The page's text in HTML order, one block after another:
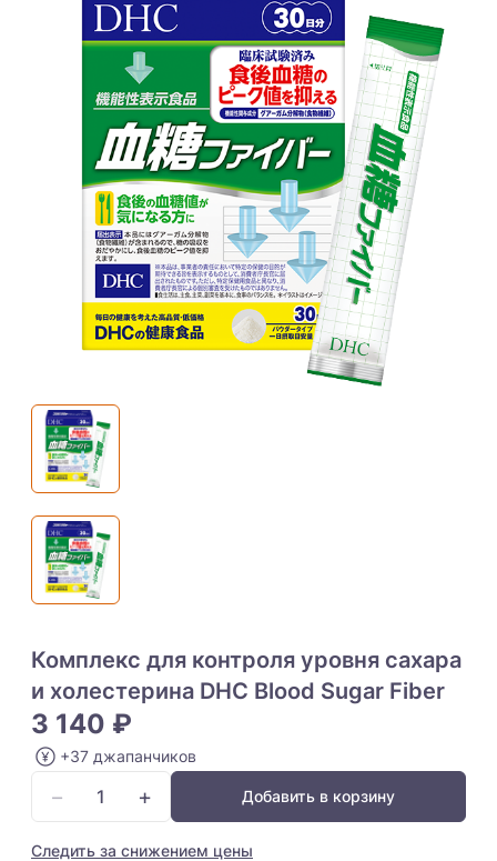
Комплекс для контроля уровня сахара
и холестерина DHC Blood Sugar Fiber
3 140 ₽
+37 джапанчиков
− + Добавить в корзину
Следить за снижением цены